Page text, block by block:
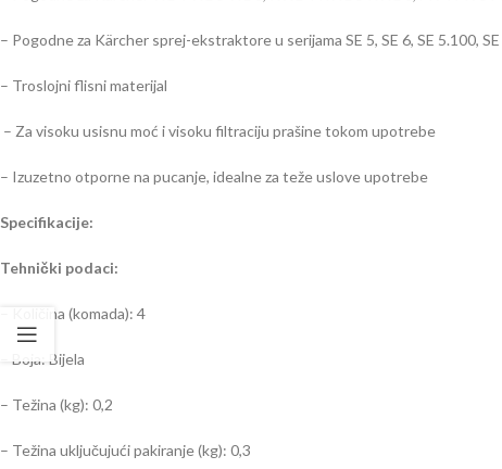
– Pogodne za Kärcher sprej-ekstraktore u serijama SE 5, SE 6, SE 5.100,
– Troslojni flisni materijal
– Za visoku usisnu moć i visoku filtraciju prašine tokom upotrebe
– Izuzetno otporne na pucanje, idealne za teže uslove upotrebe
Specifikacije:
Tehnički podaci:
– Količina (komada): 4
– Boja: Bijela
– Težina (kg): 0,2
– Težina uključujući pakiranje (kg): 0,3